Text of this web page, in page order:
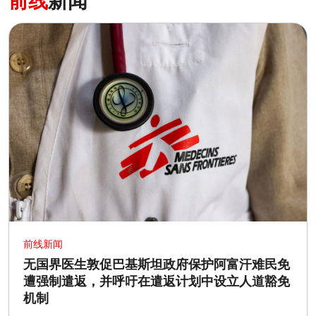
前线新闻
无国界医生敦促巴基斯坦政府保护阿富汗难民免
遭强制遣返，并呼吁在遣返计划中设立人道豁免
机制